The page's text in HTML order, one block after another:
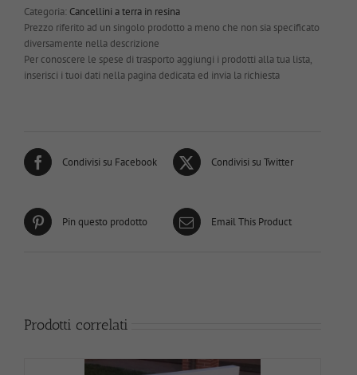
Categoria: Cancellini a terra in resina
Prezzo riferito ad un singolo prodotto a meno che non sia specificato
diversamente nella descrizione
Per conoscere le spese di trasporto aggiungi i prodotti alla tua lista,
inserisci i tuoi dati nella pagina dedicata ed invia la richiesta
Condivisi su Facebook Condivisi su Twitter
Pin questo prodotto Email This Product
Prodotti correlati